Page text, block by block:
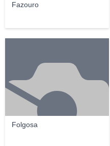
Fazouro
Folgosa